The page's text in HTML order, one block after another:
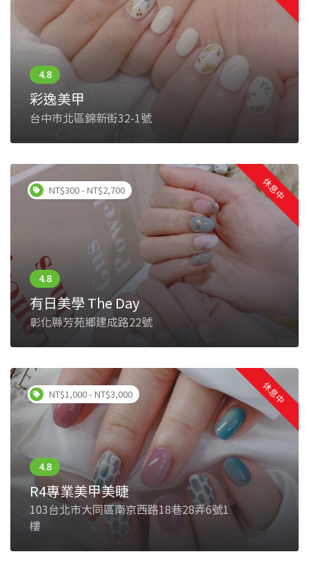
彩逸美甲
台中市北區錦新街32-1號
NT$300 - NT$2,700 休息中
有日美學 The Day
彰化縣芳苑鄉建成路22號
NT$1,000 - NT$3,000 休息中
R4專業美甲美睫
103台北市大同區南京西路18巷28弄6號1
樓